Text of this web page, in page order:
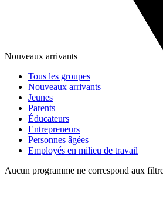
Nouveaux arrivants
Tous les groupes
Nouveaux arrivants
Jeunes
Parents
Éducateurs
Entrepreneurs
Personnes âgées
Employés en milieu de travail
Aucun programme ne correspond aux